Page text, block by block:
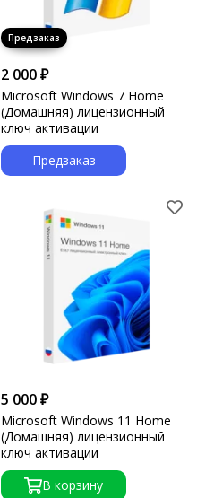
2 000 ₽
Microsoft Windows 7 Home
(Домашняя) лицензионный
ключ активации
Предзаказ
5 000 ₽
Microsoft Windows 11 Home
(Домашняя) лицензионный
ключ активации
В корзину